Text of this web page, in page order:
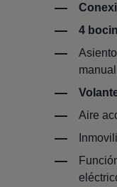
4
manual
Aire